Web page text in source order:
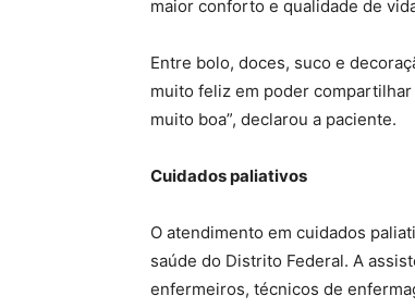
maior conforto e qualidade de
Entre bolo, doces, suco e
muito feliz em poder
muito boa”, declarou a paciente.
Cuidados paliativos
O atendimento em cuidados
saúde do Distrito Federal. A
enfermeiros, técnicos de